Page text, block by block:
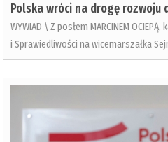
Polska wróci na drogę rozwoju
WYWIAD \ Z posłem MARCINEM
i Sprawiedliwości na wicemarszałka